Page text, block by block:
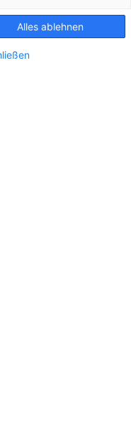
Alles ablehnen